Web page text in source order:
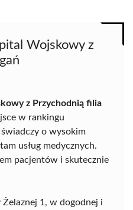
Wojskowy z
z Przychodnią filia
w rankingu
o wysokim
usług medycznych.
pacjentów i skutecznie
1, w dogodnej i